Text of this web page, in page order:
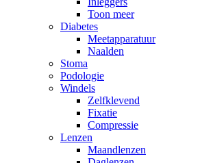
Toon meer
Diabetes
Meetapparatuur
Naalden
Stoma
Podologie
Windels
Zelfklevend
Fixatie
Compressie
Lenzen
Maandlenzen